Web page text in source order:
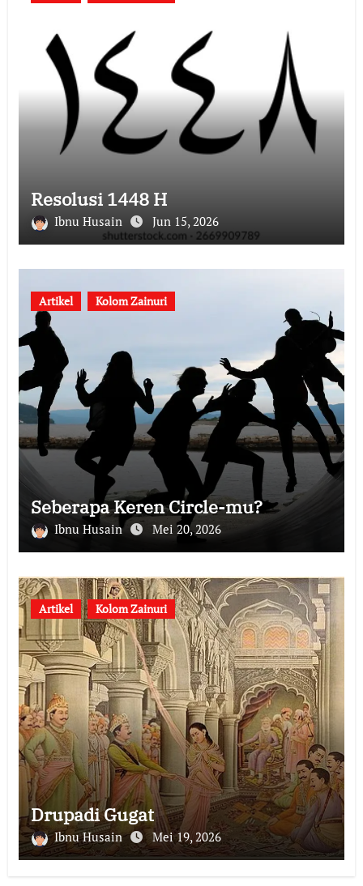
Resolusi 1448 H
Ibnu Husain Jun 15, 2026
Artikel Kolom Zainuri
Seberapa Keren Circle-mu?
Ibnu Husain Mei 20, 2026
Artikel Kolom Zainuri
Drupadi Gugat
Ibnu Husain Mei 19, 2026